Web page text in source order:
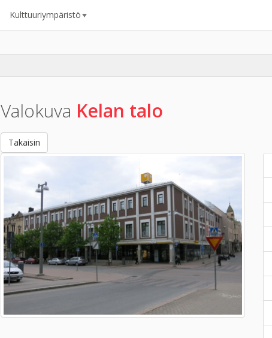
Kulttuuriympäristö
Valokuva Kelan talo
Takaisin